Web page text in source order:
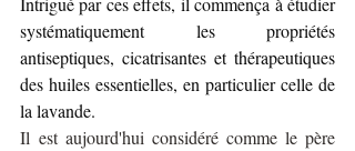
systématiquement les propriétés
antiseptiques, cicatrisantes et thérapeutiques
des huiles essentielles, en particulier celle de
la lavande.
Il est aujourd'hui considéré comme le père